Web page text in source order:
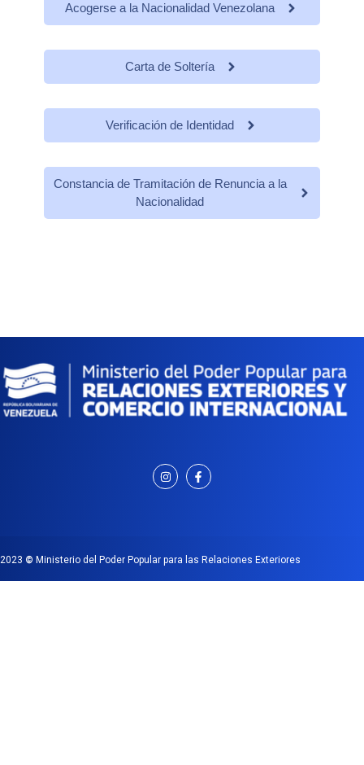
Acogerse a la Nacionalidad Venezolana
Carta de Soltería
Verificación de Identidad
Constancia de Tramitación de Renuncia a la
Nacionalidad
2023 © Ministerio del Poder Popular para las Relaciones Exteriores